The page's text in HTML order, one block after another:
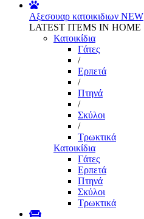
Αξεσουαρ κατοικιδιων NEW
LATEST ITEMS IN HOME
Κατοικίδια
Γάτες
/
Ερπετά
/
Πτηνά
/
Σκύλοι
/
Τρωκτικά
Κατοικίδια
Γάτες
Ερπετά
Πτηνά
Σκύλοι
Τρωκτικά